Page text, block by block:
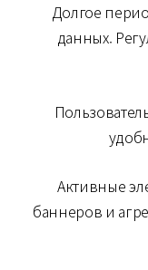
Долгое
данных.
Активные
баннеров и